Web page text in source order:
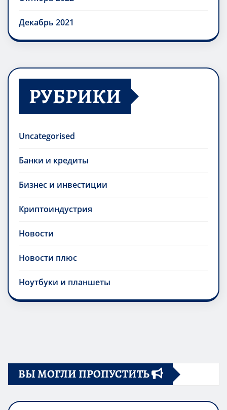
Декабрь 2021
РУБРИКИ
Uncategorised
Банки и кредиты
Бизнес и инвестиции
Криптоиндустрия
Новости
Новости плюс
Ноутбуки и планшеты
ВЫ МОГЛИ ПРОПУСТИТЬ